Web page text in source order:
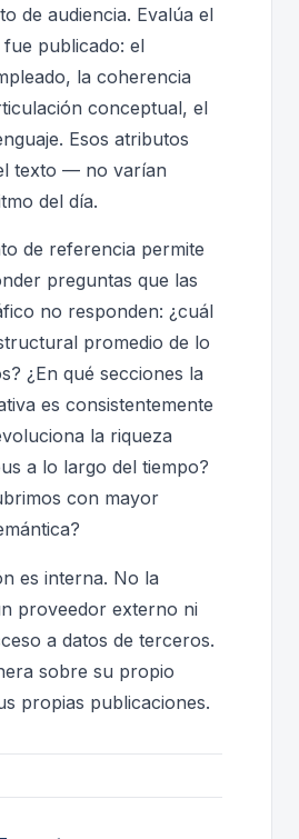
de audiencia. Evalúa el
publicado: el
la coherencia
conceptual, el
Esos atributos
texto — no varían
del día.
de referencia permite
preguntas que las
no responden: ¿cuál
promedio de lo
¿En qué secciones la
es consistentemente
la riqueza
a lo largo del tiempo?
con mayor
es interna. No la
proveedor externo ni
a datos de terceros.
sobre su propio
propias publicaciones.